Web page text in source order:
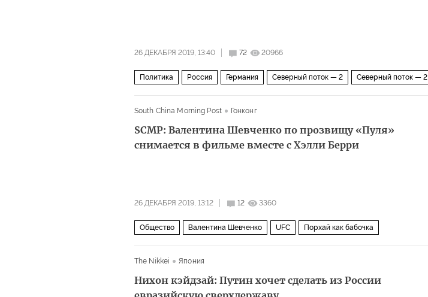
26 ДЕКАБРЯ 2019, 13:40 72 20966
Политика Россия Германия Северный поток — 2 Северный поток — 2
South China Morning Post Гонконг
SCMP: Валентина Шевченко по прозвищу «Пуля»
снимается в фильме вместе с Хэлли Берри
26 ДЕКАБРЯ 2019, 13:12 12 3360
Общество Валентина Шевченко UFC Порхай как бабочка
The Nikkei Япония
Нихон кэйдзай: Путин хочет сделать из России